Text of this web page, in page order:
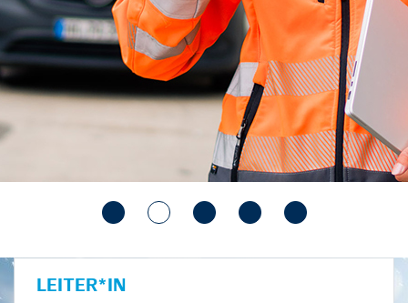
LEITER*IN